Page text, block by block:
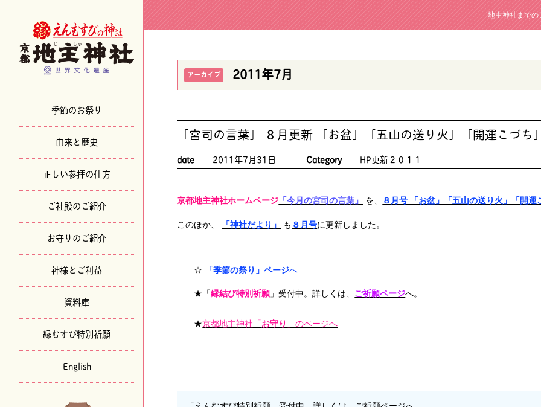
季節のお祭り
由来と歴史
正しい参拝の仕方
ご社殿のご紹介
お守りのご紹介
神様とご利益
資料庫
縁むすび特別祈願
English
地主神社までの
アーカイブ 2011年7月
「宮司の言葉」 ８月更新 「お盆」「五山の送り火」「開運こづち
date 2011年7月31日 Category HP更新２０１１
京都地主神社ホームページ 「今月の宮司の言葉」 を、 ８月号 「お盆」「五山の送り火」「開運
このほか、 「神社だより」 も ８月号に更新しました。
☆ 「季節の祭り」ページへ
★「縁結び特別祈願」受付中。詳しくは、 ご祈願ページへ。
★京都地主神社「お守り 」のページへ